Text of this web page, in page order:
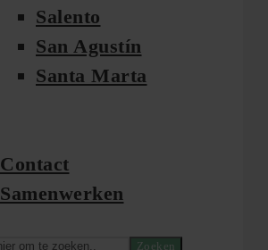
Salento
San Agustín
Santa Marta
Contact
Samenwerken
Zoeken